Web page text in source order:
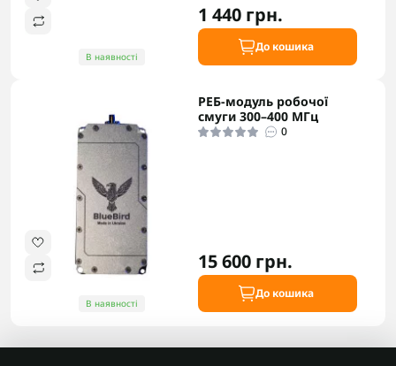
В наявності
1 440 грн.
До кошика
В наявності
РЕБ-модуль робочої
смуги 300–400 МГц
0
15 600 грн.
До кошика